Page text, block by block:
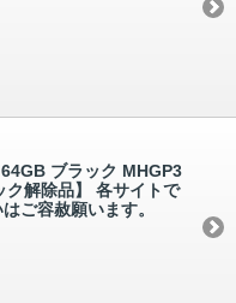
ブラック MHGP3
解除品】 各サイトで
ご容赦願います。